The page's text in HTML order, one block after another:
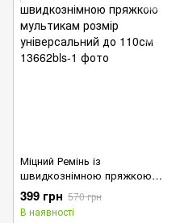
Міцний Ремінь із
швидкознімною пряжкою
мультикам розмір
універсальний до 110см
399 грн 570 грн
В наявності